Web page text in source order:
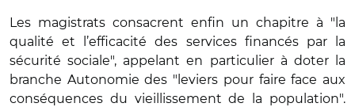
Les magistrats consacrent enfin un chapitre à "la
qualité et l’efficacité des services financés par la
sécurité sociale", appelant en particulier à doter la
branche Autonomie des "leviers pour faire face aux
conséquences du vieillissement de la population".